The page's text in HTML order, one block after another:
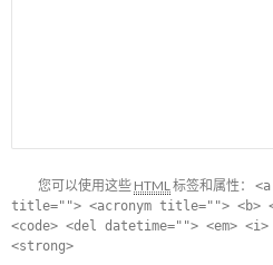
您可以使用这些 HTML标签和属性：
title=""> <acronym title=""> <b>
<code> <del datetime=""> <em>
<strong>